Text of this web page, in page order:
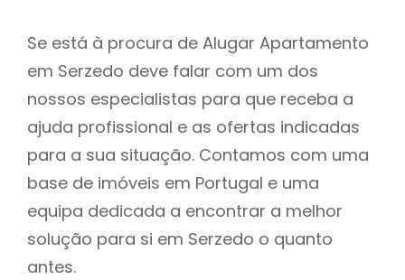
Se está à procura de Alugar Apartamento
em Serzedo deve falar com um dos
nossos especialistas para que receba a
ajuda profissional e as ofertas indicadas
para a sua situação. Contamos com uma
base de imóveis em Portugal e uma
equipa dedicada a encontrar a melhor
solução para si em Serzedo o quanto
antes.